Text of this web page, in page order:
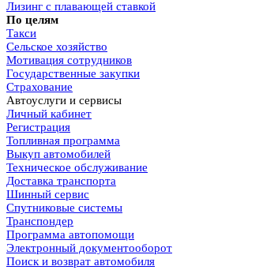
Лизинг с плавающей ставкой
По целям
Такси
Сельское хозяйство
Мотивация сотрудников
Государственные закупки
Страхование
Автоуслуги и сервисы
Личный кабинет
Регистрация
Топливная программа
Выкуп автомобилей
Техническое обслуживание
Доставка транспорта
Шинный сервис
Спутниковые системы
Транспондер
Программа автопомощи
Электронный документооборот
Поиск и возврат автомобиля